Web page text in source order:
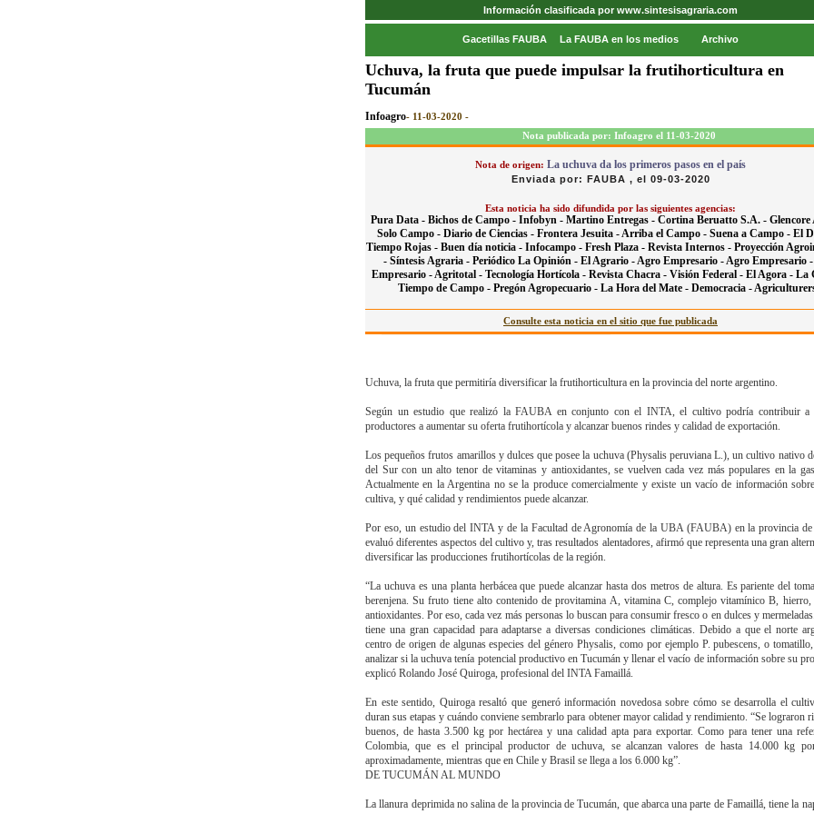
Información clasificada por www.sintesisagraria.com
Gacetillas FAUBA La FAUBA en los medios Archivo
Uchuva, la fruta que puede impulsar la frutihorticultura en
Tucumán
Infoagro- 11-03-2020 -
Nota publicada por: Infoagro el 11-03-2020
Nota de origen: La uchuva da los primeros pasos en el país
Enviada por: FAUBA , el 09-03-2020
Esta noticia ha sido difundida por las siguientes agencias:
Pura Data - Bichos de Campo - Infobyn - Martino Entregas - Cortina Beruatto S.A. - Glencore
Solo Campo - Diario de Ciencias - Frontera Jesuita -Arriba el Campo - Suena a Campo - El
Tiempo Rojas - Buen día noticia - Infocampo - Fresh Plaza - Revista Internos - Proyección
- Síntesis Agraria - Periódico La Opinión - El Agrario -Agro Empresario -Agro Empresario -
Empresario -Agritotal - Tecnología Hortícola - Revista Chacra - Visión Federal - El Agora - La
Tiempo de Campo - Pregón Agropecuario - La Hora del Mate - Democracia -
Consulte esta noticia en el sitio que fue publicada
Uchuva, la fruta que permitiría diversificar la frutihorticultura en la provincia del norte argentino.
Según un estudio que realizó la FAUBA en conjunto con el INTA, el cultivo podría contribuir a
productores a aumentar su oferta frutihortícola y alcanzar buenos rindes y calidad de exportación.
Los pequeños frutos amarillos y dulces que posee la uchuva (Physalis peruviana L.), un cultivo nativo
del Sur con un alto tenor de vitaminas y antioxidantes, se vuelven cada vez más populares en la
Actualmente en la Argentina no se la produce comercialmente y existe un vacío de información
cultiva, y qué calidad y rendimientos puede alcanzar.
Por eso, un estudio del INTA y de la Facultad de Agronomía de la UBA (FAUBA) en la provincia de
evaluó diferentes aspectos del cultivo y, tras resultados alentadores, afirmó que representa una gran
diversificar las producciones frutihortícolas de la región.
“La uchuva es una planta herbácea que puede alcanzar hasta dos metros de altura. Es pariente del
berenjena. Su fruto tiene alto contenido de provitamina A, vitamina C, complejo vitamínico B,
antioxidantes. Por eso, cada vez más personas lo buscan para consumir fresco o en dulces y
tiene una gran capacidad para adaptarse a diversas condiciones climáticas. Debido a que el norte
centro de origen de algunas especies del género Physalis, como por ejemplo P. pubescens, o
analizar si la uchuva tenía potencial productivo en Tucumán y llenar el vacío de información sobre su
explicó Rolando José Quiroga, profesional del INTA Famaillá.
En este sentido, Quiroga resaltó que generó información novedosa sobre cómo se desarrolla el
duran sus etapas y cuándo conviene sembrarlo para obtener mayor calidad y rendimiento. “Se lograron
buenos, de hasta 3.500 kg por hectárea y una calidad apta para exportar. Como para tener una
Colombia, que es el principal productor de uchuva, se alcanzan valores de hasta 14.000 kg
aproximadamente, mientras que en Chile y Brasil se llega a los 6.000 kg”.
DE TUCUMÁN AL MUNDO
La llanura deprimida no salina de la provincia de Tucumán, que abarca una parte de Famaillá, tiene la